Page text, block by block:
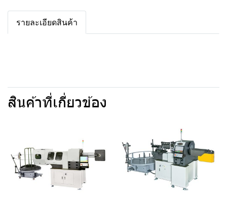
รายละเอียดสินค้า
สินค้าที่เกี่ยวข้อง